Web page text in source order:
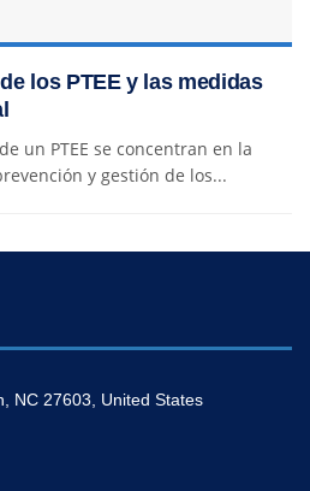
los PTEE y las medidas
un PTEE se concentran en la
y gestión de los...
NC 27603, United States